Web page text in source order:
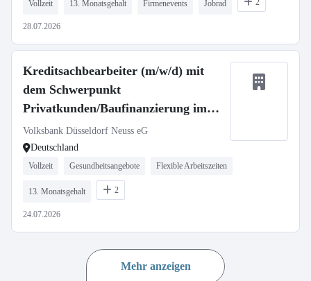
Vollzeit 13. Monatsgehalt Firmenevents Jobrad 2
28.07.2026
Kreditsachbearbeiter (m/w/d) mit
dem Schwerpunkt
Privatkunden/Baufinanzierung im
Bestandsgeschäft
Volksbank Düsseldorf Neuss eG
Deutschland
Vollzeit Gesundheitsangebote Flexible Arbeitszeiten
13. Monatsgehalt 2
24.07.2026
Mehr anzeigen